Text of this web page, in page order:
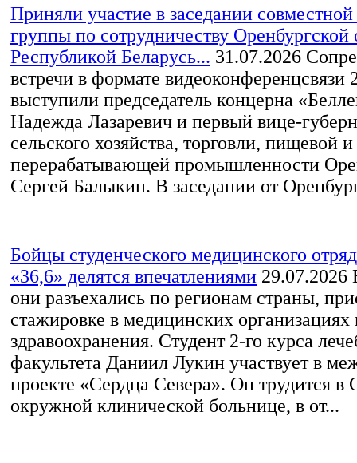
Приняли участие в заседании
группы по сотрудничеству Оренбургской
Республикой Беларусь... 31.07.2026
встречи в формате видеоконференцсвязи
выступили председатель концерна
Надежда Лазаревич и первый вице-
сельского хозяйства, торговли, пищевой и
перерабатывающей промышленности
Сергей Балыкин. В заседании от
Бойцы студенческого медицинского
«36,6» делятся впечатлениями 29.07.2026
они разъехались по регионам страны,
стажировке в медицинских
здравоохранения. Студент 2-го курса
факультета Даниил Лукин участвует в
проекте «Сердца Севера». Он трудится в
окружной клинической больнице, в от...